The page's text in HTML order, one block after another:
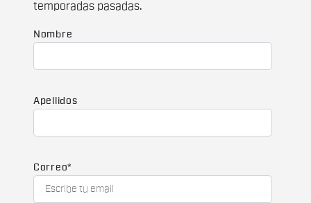
temporadas pasadas.
Nombre
Apellidos
Correo*